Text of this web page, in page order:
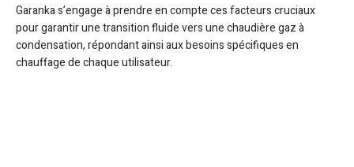
Garanka s’engage à prendre en compte ces facteurs cruciaux
pour garantir une transition fluide vers une chaudière gaz à
condensation, répondant ainsi aux besoins spécifiques en
chauffage de chaque utilisateur.